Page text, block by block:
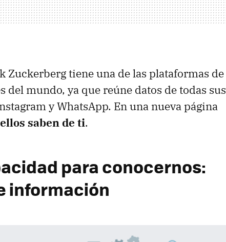
Zuckerberg tiene una de las plataformas de
mundo, ya que reúne datos de todas sus
y WhatsApp. En una nueva página
saben de ti.
para conocernos:
información